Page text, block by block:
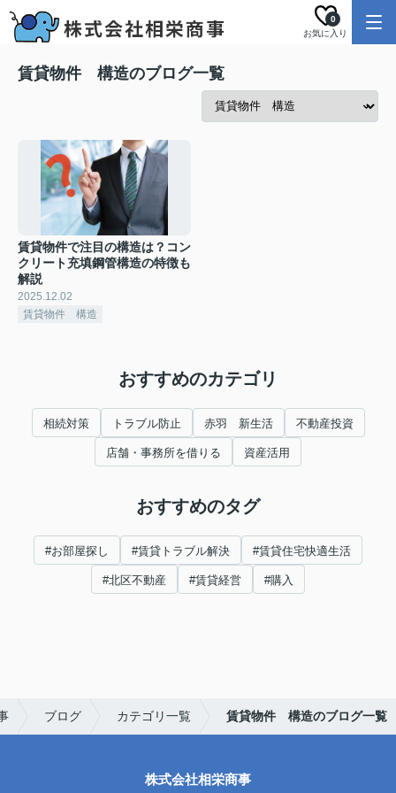
お気に入り
0
賃貸物件 構造のブログ一覧
賃貸物件で注目の構造は？コン
クリート充填鋼管構造の特徴も
解説
2025.12.02
賃貸物件 構造
おすすめのカテゴリ
相続対策 トラブル防止 赤羽 新生活 不動産投資
店舗・事務所を借りる 資産活用
おすすめのタグ
#お部屋探し #賃貸トラブル解決 #賃貸住宅快適生活
#北区不動産 #賃貸経営 #購入
ブログ カテゴリ一覧 賃貸物件 構造のブログ一覧
株式会社相栄商事